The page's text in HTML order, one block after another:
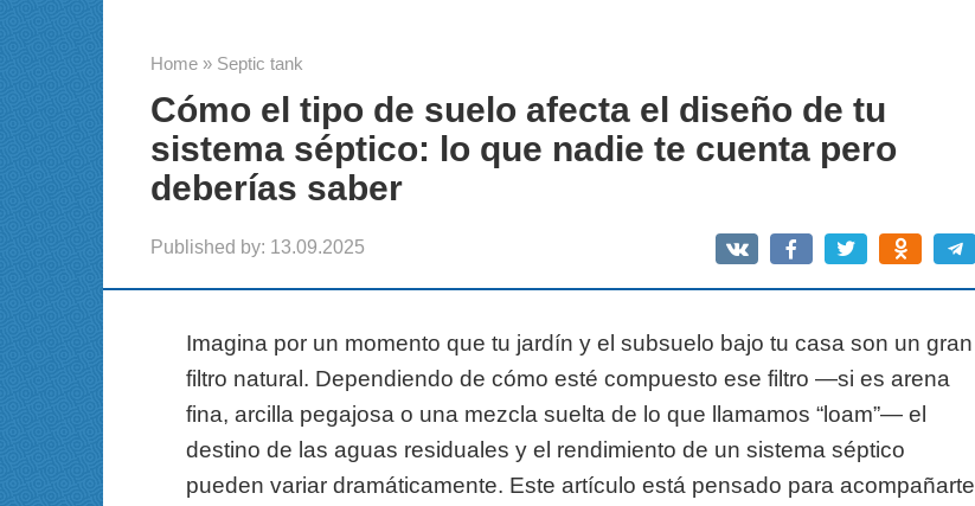
Home » Septic tank
Cómo el tipo de suelo afecta el diseño de tu
sistema séptico: lo que nadie te cuenta pero
deberías saber
Published by: 13.09.2025
Imagina por un momento que tu jardín y el subsuelo bajo tu casa son un gran
filtro natural. Dependiendo de cómo esté compuesto ese filtro —si es arena
fina, arcilla pegajosa o una mezcla suelta de lo que llamamos “loam”— el
destino de las aguas residuales y el rendimiento de un sistema séptico
pueden variar dramáticamente. Este artículo está pensado para acompañarte